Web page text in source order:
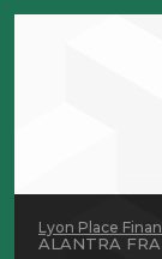
Lyon Place
ALANTRA